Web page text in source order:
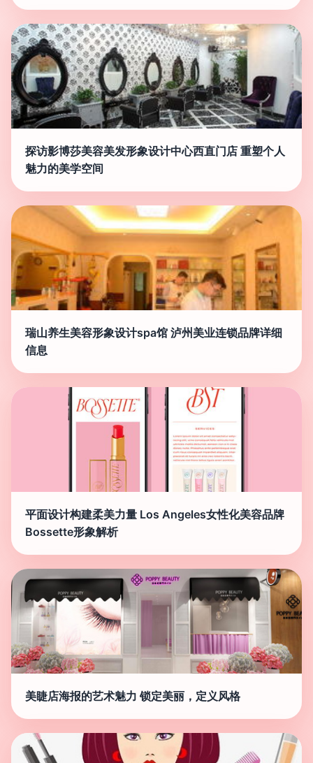
探访影博莎美容美发形象设计中心西直门店 重塑个人
魅力的美学空间
瑞山养生美容形象设计spa馆 泸州美业连锁品牌详细
信息
平面设计构建柔美力量 Los Angeles女性化美容品牌
Bossette形象解析
美睫店海报的艺术魅力 锁定美丽，定义风格